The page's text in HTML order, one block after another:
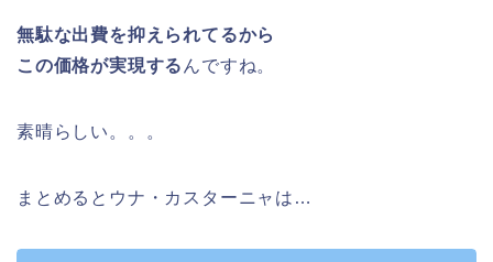
無駄な出費を抑えられてるから
この価格が実現する んですね。
素晴らしい。。。
まとめるとウナ・カスターニャは…